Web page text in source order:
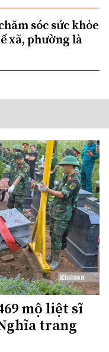
sóc sức khỏe
xã, phường là
mộ liệt sĩ
trang